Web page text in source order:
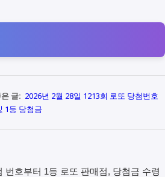
글: 2026년 2월 28일 1213회 로또 당첨번호
1등 당첨금
번호부터 1등 로또 판매점, 당첨금 수령